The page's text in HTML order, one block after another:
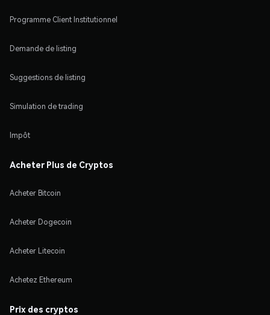
Programme Client Institutionnel
Demande de listing
Suggestions de listing
Simulation de trading
Impôt
Acheter Plus de Cryptos
Acheter Bitcoin
Acheter Dogecoin
Acheter Litecoin
Achetez Ethereum
Prix des cryptos